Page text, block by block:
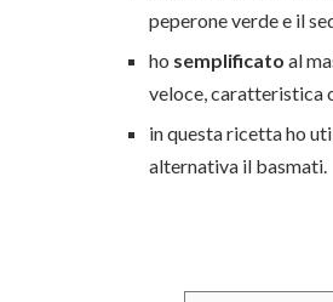
peperone verde e il
ho semplificato al
veloce, caratteristica
in questa ricetta ho
alternativa il basmati.